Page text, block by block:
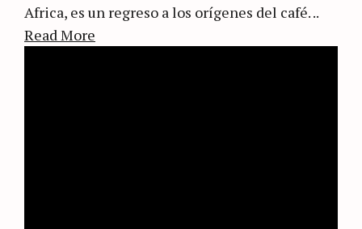
Africa, es un regreso a los orígenes del café. ..
Read More